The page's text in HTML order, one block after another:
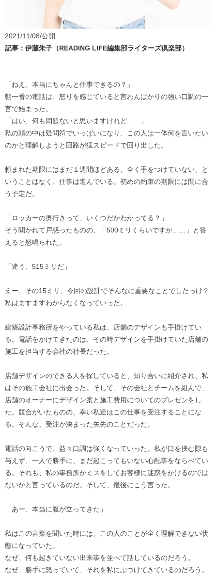
2021/11/08/公開
記事：伊藤朱子（READING LIFE編集部ライターズ倶楽部）
「ねえ、本当にちゃんと仕事できるの？」
朝一番の電話は、怒りを感じていると言わんばかりの強い口調の一
言で始まった。
「はい、何も問題ないと思いますけれど……」
私の頭の中は疑問符でいっぱいになり、この人は一体何を言いたい
のかと理解しようと回路が猛スピードで回り出した。
頼まれた期限にはまだ１週間ほどある。全く手をつけていない、と
いうことはなく、仕事は進んでいる。初めの約束の期限には間に合
う予定だ。
「ロッカーの奥行きって、いくつだかわかってる？」
そう聞かれて戸惑ったものの、「500ミリくらいですか……」と答
えると怒鳴られた。
「違う、515ミリだ」
えー、その15ミリ、今回の設計でそんなに重要なことでしたっけ？
私はますますわからなくなっていった。
建築設計事務所をやっている私は、店舗のデザインも手掛けてい
る。電話をかけてきたのは、その時デザインを手掛けていた店舗の
施工を担当する会社の社長だった。
店舗デザインのできる人を探していると、知り合いに紹介され、私
はその施工会社に出会った。そして、その会社とチームを組んで、
店舗のオーナーにデザイン案と施工費用についてのプレゼンをし
た。競合がいたものの、幸い私逹はこの仕事を受注することにな
る。そんな、受注が決まった矢先のことだった。
電話の向こうで、益々口調は強くなっていった。私が口を挟む隙も
与えず、一人で勝手に、まだ起こってもいない心配事をならべてい
る。それも、私の事務所がミスをしてお客様に迷惑をかけるのでは
ないかと言っているのだ。そして、最後にこう言った。
「あー、本当に腹が立ってきた」
私はこの言葉を聞いた時には、この人のことが全く理解できない状
態になっていた。
なぜ、何も起きていない出来事を並べて話しているのだろう。
なぜ、勝手に怒っていて、それを私にぶつけてきているのだろう。